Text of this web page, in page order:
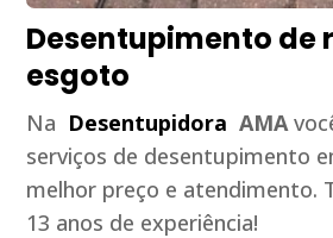
Desentupimento de
esgoto
Na Desentupidora AMA
serviços de desentupimento
melhor preço e atendimento.
13 anos de experiência!